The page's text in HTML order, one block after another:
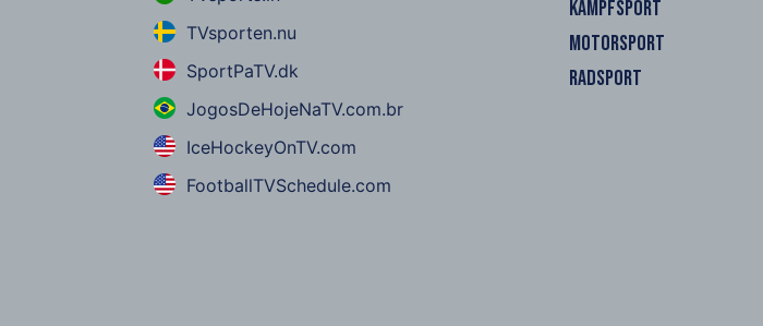
TVsporten.nu
SportPaTV.dk
JogosDeHojeNaTV.com.br
IceHockeyOnTV.com
FootballTVSchedule.com
KAMPFSPORT
MOTORSPORT
RADSPORT